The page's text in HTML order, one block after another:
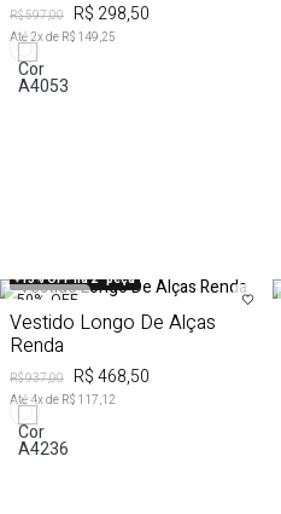
R$ 597,00 R$ 298,50
Até 2x de R$ 149,25
+15% OFF na 2ª peça
50% OFF
Vestido Longo De Alças
Renda
R$ 937,00 R$ 468,50
Até4x de R$ 117,12